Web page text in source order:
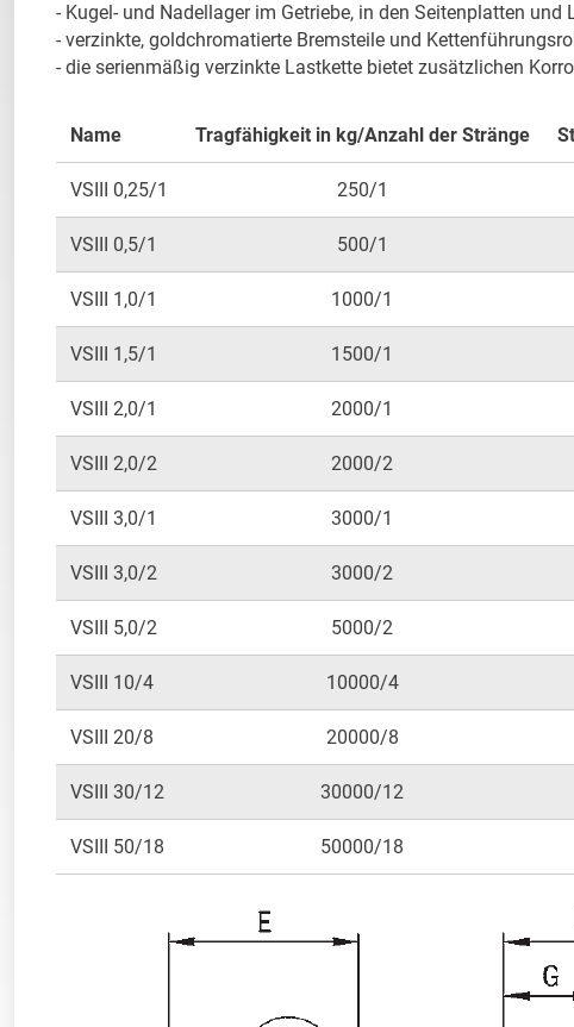
- Kugel- und Nadellager im Getriebe, in den Seitenplatten
- verzinkte, goldchromatierte Bremsteile und
- die serienmäßig verzinkte Lastkette bietet zusätzlichen
Name Tragfähigkeit in kg/Anzahl der Stränge
VSIII 0,25/1 250/1
VSIII 0,5/1 500/1
VSIII 1,0/1 1000/1
VSIII 1,5/1 1500/1
VSIII 2,0/1 2000/1
VSIII 2,0/2 2000/2
VSIII 3,0/1 3000/1
VSIII 3,0/2 3000/2
VSIII 5,0/2 5000/2
VSIII 10/4 10000/4
VSIII 20/8 20000/8
VSIII 30/12 30000/12
VSIII 50/18 50000/18